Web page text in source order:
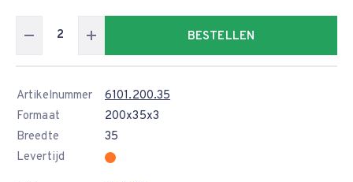
BESTELLEN
Artikelnummer
6101.200.35
Formaat
200x35x3
Breedte
35
Levertijd